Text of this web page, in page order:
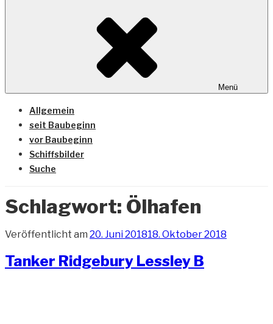
Menü
Allgemein
seit Baubeginn
vor Baubeginn
Schiffsbilder
Suche
Schlagwort: Ölhafen
Veröffentlicht am 20. Juni 201818. Oktober 2018
Tanker Ridgebury Lessley B